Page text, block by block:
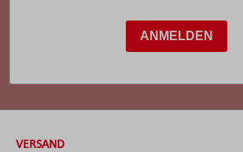
ANMELDEN
VERSAND